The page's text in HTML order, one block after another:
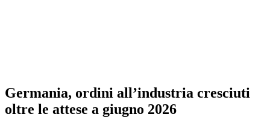
Germania, ordini all’industria cresciuti
oltre le attese a giugno 2026